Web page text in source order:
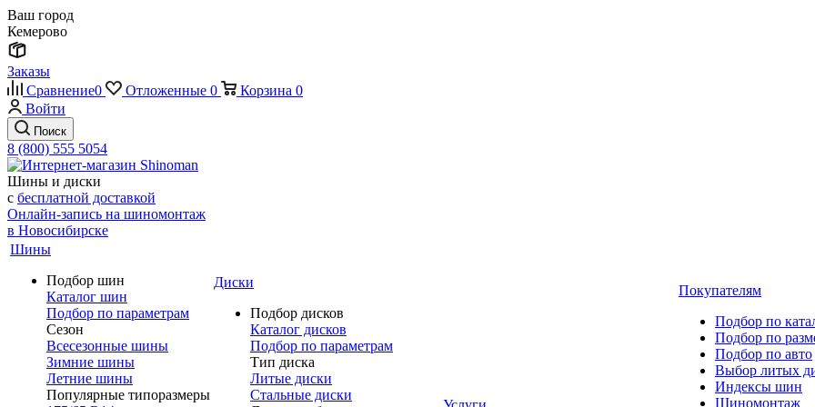
Ваш город
Кемерово
Заказы
Сравнение0 Отложенные 0 Корзина 0
Войти
Поиск
8 (800) 555 5054
Шины и диски
с бесплатной доставкой
Онлайн-запись на шиномонтаж
в Новосибирске
Шины
Подбор шин
Каталог шин
Подбор по параметрам
Сезон
Всесезонные шины
Зимние шины
Летние шины
Популярные типоразмеры
Диски
Подбор дисков
Каталог дисков
Подбор по параметрам
Тип диска
Литые диски
Стальные диски
Покупателям
Подбор по
Подбор по
Подбор по авто
Выбор литых
Индексы шин
Шиномонтаж